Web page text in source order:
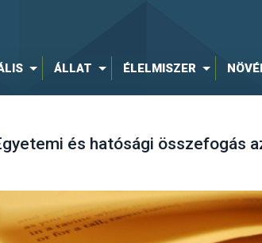
ÁLLAT ÉLELMISZER
és hatósági összefogás